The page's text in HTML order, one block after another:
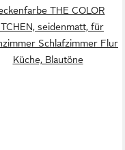
THE COLOR
seidenmatt, für
Schlafzimmer Flur
Küche, Blautöne